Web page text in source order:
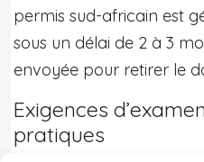
permis sud-africain est
sous un délai de 2 à 3
envoyée pour retirer le
Exigences
pratiques